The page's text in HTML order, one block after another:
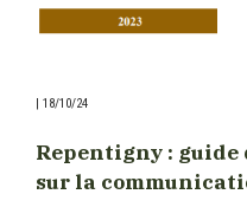
| 18/10/24
Repentigny :
sur la